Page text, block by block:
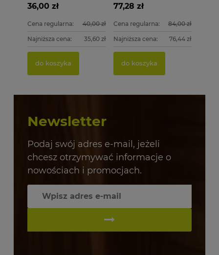
36,00 zł
Cena regularna: 40,00 zł
Najniższa cena: 35,60 zł
do koszyka
77,28 zł
Cena regularna: 84,00 zł
Najniższa cena: 76,44 zł
do koszyka
Newsletter
Podaj swój adres e-mail, jeżeli
chcesz otrzymywać informacje o
nowościach i promocjach.